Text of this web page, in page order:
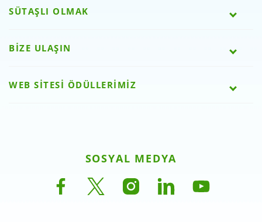
SÜTAŞLI OLMAK
BİZE ULAŞIN
WEB SİTESİ ÖDÜLLERİMİZ
SOSYAL MEDYA